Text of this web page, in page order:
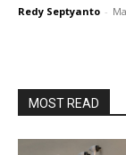
Redy Septyanto -
MOST READ